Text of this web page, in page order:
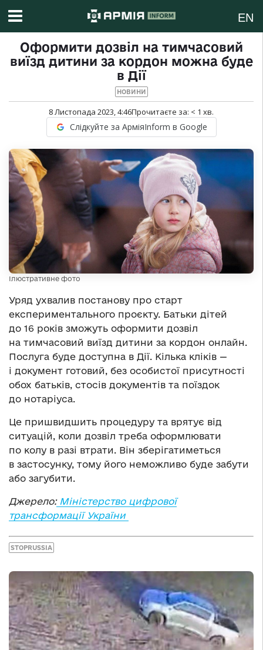
EN
Оформити дозвіл на тимчасовий
виїзд дитини за кордон можна буде
в Дії
НОВИНИ
8 Листопада 2023, 4:46Прочитаєте за: < 1 хв.
Слідкуйте за АрміяInform в Google
Ілюстративне фото
Уряд ухвалив постанову про старт
експериментального проєкту. Батьки дітей
до 16 років зможуть оформити дозвіл
на тимчасовий виїзд дитини за кордон онлайн.
Послуга буде доступна в Дії. Кілька кліків —
і документ готовий, без особистої присутності
обох батьків, стосів документів та поїздок
до нотаріуса.
Це пришвидшить процедуру та врятує від
ситуацій, коли дозвіл треба оформлювати
по колу в разі втрати. Він зберігатиметься
в застосунку, тому його неможливо буде забути
або загубити.
Джерело:Міністерство цифрової
трансформації України
STOPRUSSIA